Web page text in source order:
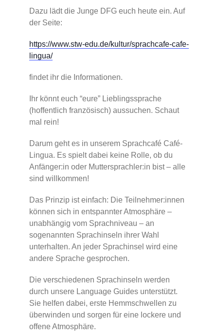
Dazu lädt die Junge DFG euch heute ein. Auf
der Seite:
https://www.stw-edu.de/kultur/sprachcafe-cafe-
lingua/
findet ihr die Informationen.
Ihr könnt euch “eure” Lieblingssprache
(hoffentlich französisch) aussuchen. Schaut
mal rein!
Darum geht es in unserem Sprachcafé Café-
Lingua. Es spielt dabei keine Rolle, ob du
Anfänger:in oder Muttersprachler:in bist – alle
sind willkommen!
Das Prinzip ist einfach: Die Teilnehmer:innen
können sich in entspannter Atmosphäre –
unabhängig vom Sprachniveau – an
sogenannten Sprachinseln ihrer Wahl
unterhalten. An jeder Sprachinsel wird eine
andere Sprache gesprochen.
Die verschiedenen Sprachinseln werden
durch unsere Language Guides unterstützt.
Sie helfen dabei, erste Hemmschwellen zu
überwinden und sorgen für eine lockere und
offene Atmosphäre.